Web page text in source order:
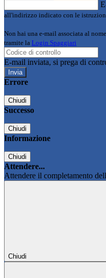
all'indirizzo indicato con le
Non hai una e-mail associata al
tramite la Login Spaggiari
E-mail inviata, si prega di
Errore
Chiudi
Successo
Chiudi
Informazione
Chiudi
Attendere...
Attendere il completamento
Chiudi